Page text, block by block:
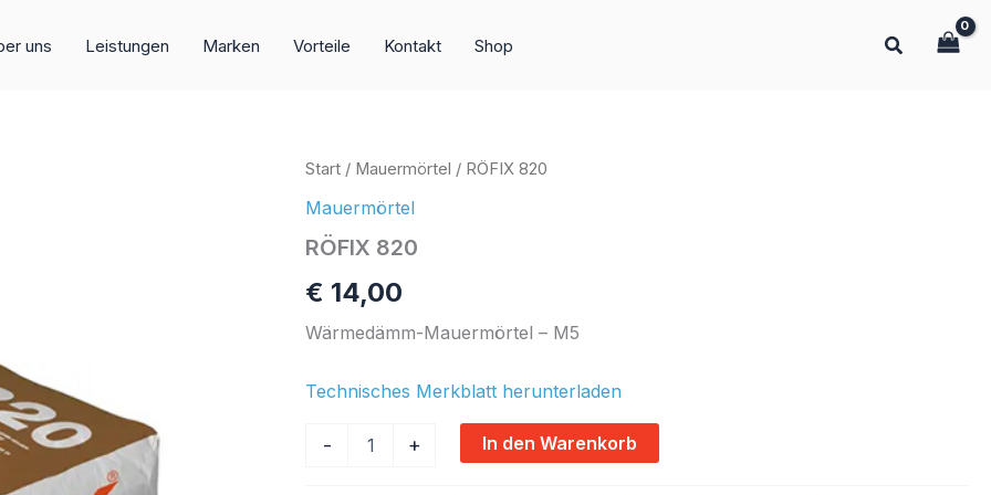
uns Leistungen Marken Vorteile Kontakt Shop
Start / Mauermörtel / RÖFIX 820
Mauermörtel
RÖFIX 820
€ 14,00
Wärmedämm-Mauermörtel – M5
Technisches Merkblatt herunterladen
-
RÖFIX
Menge
+ In den Warenkorb